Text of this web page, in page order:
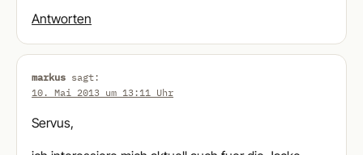
Antworten
markus sagt:
10. Mai 2013 um 13:11 Uhr
Servus,